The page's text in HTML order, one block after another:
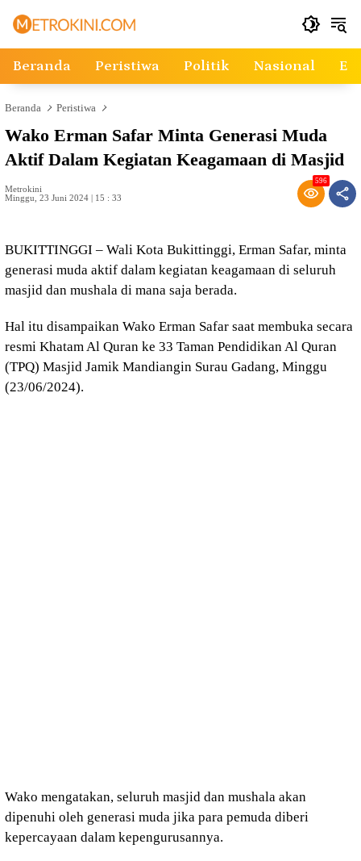
Beranda Peristiwa Politik Nasional
Beranda Peristiwa
Wako Erman Safar Minta Generasi Muda
Aktif Dalam Kegiatan Keagamaan di Masjid
Metrokini
Minggu, 23 Juni 2024 | 15 : 33
596
BUKITTINGGI – Wali Kota Bukittinggi, Erman Safar, minta
generasi muda aktif dalam kegiatan keagamaan di seluruh
masjid dan mushala di mana saja berada.
Hal itu disampaikan Wako Erman Safar saat membuka secara
resmi Khatam Al Quran ke 33 Taman Pendidikan Al Quran
(TPQ) Masjid Jamik Mandiangin Surau Gadang, Minggu
(23/06/2024).
Wako mengatakan, seluruh masjid dan mushala akan
dipenuhi oleh generasi muda jika para pemuda diberi
kepercayaan dalam kepengurusannya.